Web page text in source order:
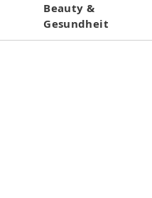
Beauty &
Gesundheit